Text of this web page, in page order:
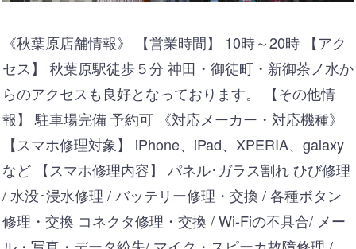
《秋葉原店舗情報》 【営業時間】 10時～20時 【アク
セス】 秋葉原駅徒歩５分 神田・御徒町・新御茶ノ水か
らのアクセスも良好となっております。 【その他情
報】 駐車場完備 予約可 《対応メーカー・対応機種》
【スマホ修理対象】 iPhone、iPad、XPERIA、galaxy
など 【スマホ修理内容】 パネル･ガラス割れ ひび修理
/ 水没･浸水修理 / バッテリー修理・交換 / 各種ボタン
修理・交換 コネクタ修理・交換 / Wi-Fiの不具合/ メー